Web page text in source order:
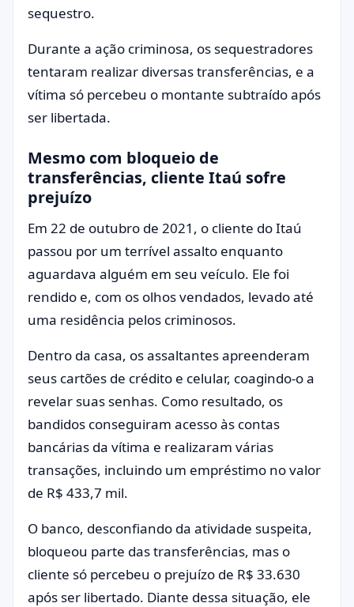
sequestro.
Durante a ação criminosa, os sequestradores
tentaram realizar diversas transferências, e a
vítima só percebeu o montante subtraído após
ser libertada.
Mesmo com bloqueio de
transferências, cliente Itaú sofre
prejuízo
Em 22 de outubro de 2021, o cliente do Itaú
passou por um terrível assalto enquanto
aguardava alguém em seu veículo. Ele foi
rendido e, com os olhos vendados, levado até
uma residência pelos criminosos.
Dentro da casa, os assaltantes apreenderam
seus cartões de crédito e celular, coagindo-o a
revelar suas senhas. Como resultado, os
bandidos conseguiram acesso às contas
bancárias da vítima e realizaram várias
transações, incluindo um empréstimo no valor
de R$ 433,7 mil.
O banco, desconfiando da atividade suspeita,
bloqueou parte das transferências, mas o
cliente só percebeu o prejuízo de R$ 33.630
após ser libertado. Diante dessa situação, ele